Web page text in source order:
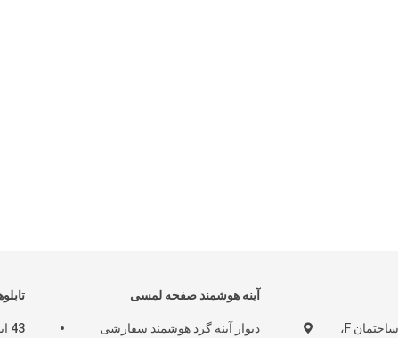
آینه هوشمند صفحه لمسی
دیوار آینه گرد هوشمند سفارشی واحد A، طبقه 3، ساختمان F،